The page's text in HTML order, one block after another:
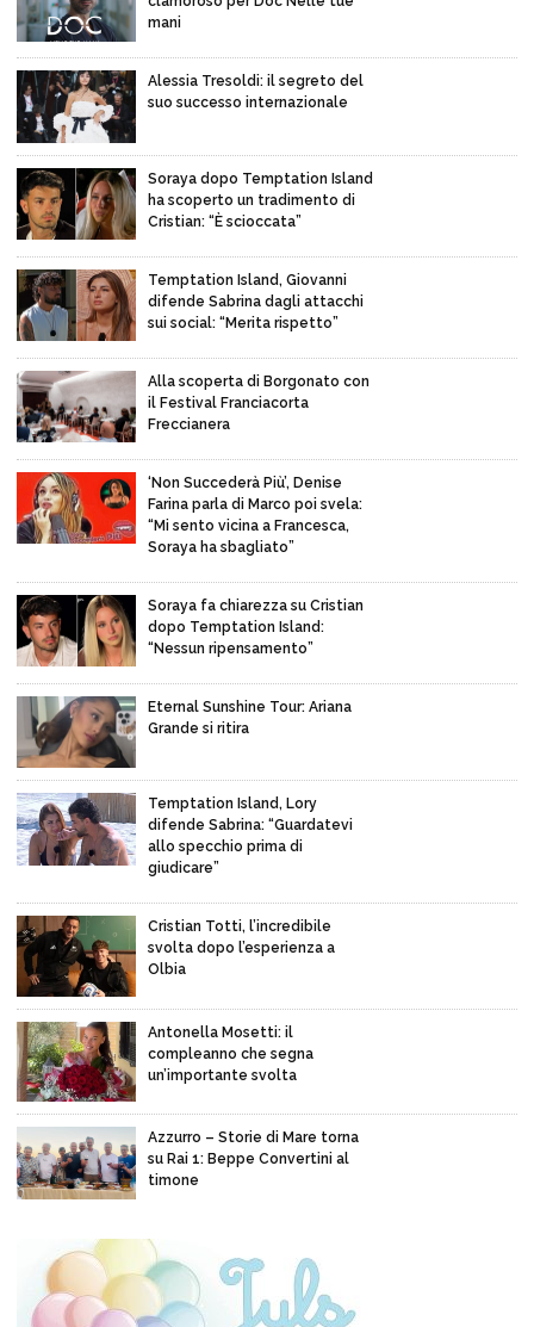
mani
Alessia Tresoldi: il segreto del
suo successo internazionale
Soraya dopo Temptation Island
ha scoperto un tradimento di
Cristian: “È scioccata”
Temptation Island, Giovanni
difende Sabrina dagli attacchi
sui social: “Merita rispetto”
Alla scoperta di Borgonato con
il Festival Franciacorta
Freccianera
‘Non Succederà Più’, Denise
Farina parla di Marco poi svela:
“Mi sento vicina a Francesca,
Soraya ha sbagliato”
Soraya fa chiarezza su Cristian
dopo Temptation Island:
“Nessun ripensamento”
Eternal Sunshine Tour: Ariana
Grande si ritira
Temptation Island, Lory
difende Sabrina: “Guardatevi
allo specchio prima di
giudicare”
Cristian Totti, l’incredibile
svolta dopo l’esperienza a
Olbia
Antonella Mosetti: il
compleanno che segna
un’importante svolta
Azzurro – Storie di Mare torna
su Rai 1: Beppe Convertini al
timone